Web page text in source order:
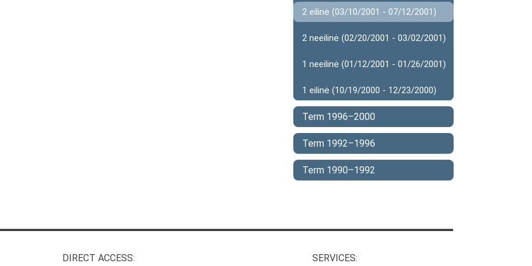
2 eilinė (03/10/2001 - 07/12/2001)
2 neeilinė (02/20/2001 - 03/02/2001)
1 neeilinė (01/12/2001 - 01/26/2001)
1 eilinė (10/19/2000 - 12/23/2000)
Term 1996–2000
Term 1992–1996
Term 1990–1992
DIRECT ACCESS: SERVICES: